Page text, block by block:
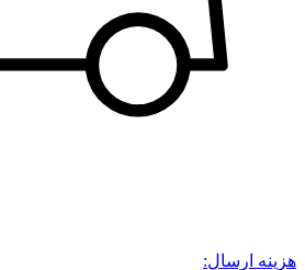
هزینه ارسال: